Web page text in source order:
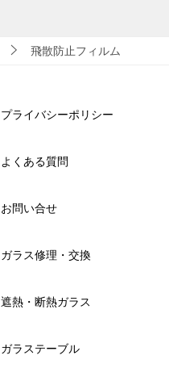
飛散防止フィルム
プライバシーポリシー
よくある質問
お問い合せ
ガラス修理・交換
遮熱・断熱ガラス
ガラステーブル